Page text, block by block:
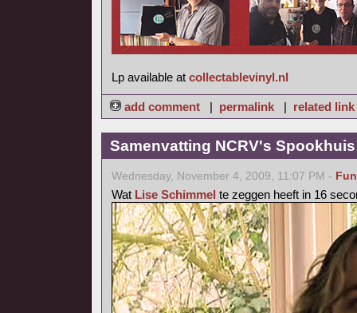
Lp available at collectablevinyl.nl
add comment | permalink | related link
Samenvatting NCRV's
Wednesday, November 4, 2009, 11:07 PM - Fun
Wat Lise Schimmel te zeggen heeft in 16